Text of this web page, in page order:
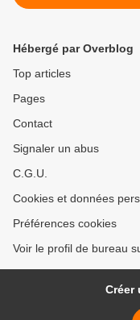
Hébergé par Overblog
Top articles
Pages
Contact
Signaler un abus
C.G.U.
Cookies et données
Préférences cookies
Voir le profil de bureau
Créer